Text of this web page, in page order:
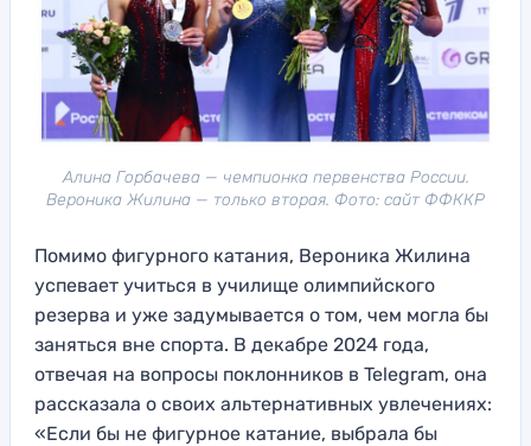
Алина Горбачева — чемпионка первенства России.
Вероника Жилина — только вторая. Фото: сайт ФФККР
Помимо фигурного катания, Вероника Жилина
успевает учиться в училище олимпийского
резерва и уже задумывается о том, чем могла бы
заняться вне спорта. В декабре 2024 года,
отвечая на вопросы поклонников в Telegram, она
рассказала о своих альтернативных увлечениях:
«Если бы не фигурное катание, выбрала бы